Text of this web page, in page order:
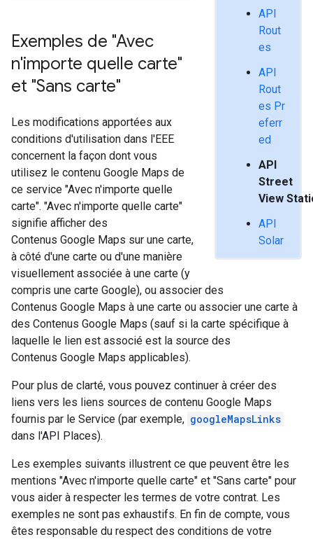
API
Rout
es
API
Rout
es Pr
eferr
ed
API
Street
View
API
Solar
Exemples de "Avec
n'importe quelle carte"
et "Sans carte"
Les modifications apportées aux
conditions d'utilisation dans l'EEE
concernent la façon dont vous
utilisez le contenu Google Maps de
ce service "Avec n'importe quelle
carte". "Avec n'importe quelle carte"
signifie afficher des
Contenus Google Maps sur une carte,
à côté d'une carte ou d'une manière
visuellement associée à une carte (y
compris une carte Google), ou associer des
Contenus Google Maps à une carte ou associer une carte à
des Contenus Google Maps (sauf si la carte spécifique à
laquelle le lien est associé est la source des
Contenus Google Maps applicables).
Pour plus de clarté, vous pouvez continuer à créer des
liens vers les liens sources de contenu Google Maps
fournis par le Service (par exemple, googleMapsLinks
dans l'API Places).
Les exemples suivants illustrent ce que peuvent être les
mentions "Avec n'importe quelle carte" et "Sans carte" pour
vous aider à respecter les termes de votre contrat. Les
exemples ne sont pas exhaustifs. En fin de compte, vous
êtes responsable du respect des conditions de votre